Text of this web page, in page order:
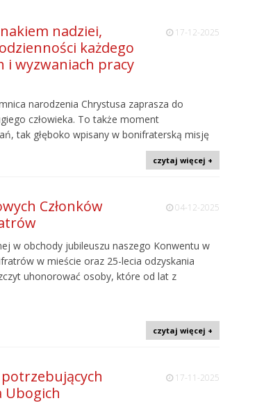
17-12-2025
nadziei,
każdego
i wyzwaniach pracy
narodzenia Chrystusa zaprasza do
człowieka. To także moment
tak głęboko wpisany w bonifraterską misję
czytaj więcej +
04-12-2025
Członków
w obchody jubileuszu naszego Konwentu w
w mieście oraz 25-lecia odzyskania
uhonorować osoby, które od lat z
czytaj więcej +
17-11-2025
Ubogich